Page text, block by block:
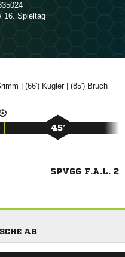
16. Spieltag
| (66') | (85') 
45’
SPVGG F.A.L. 2
AB